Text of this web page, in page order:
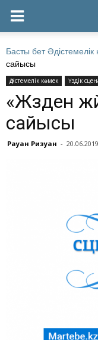
Басты бет Әдістемелік
сайысы
Әдістемелік көмек Үздік
«Жүзден
сайысы
Рауан Ризуан - 20.06.2019